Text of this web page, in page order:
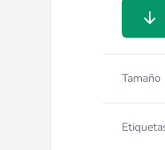
Tamaño